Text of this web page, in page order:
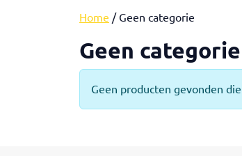
Home / Geen categorie
Geen categorie
Geen producten gevonden